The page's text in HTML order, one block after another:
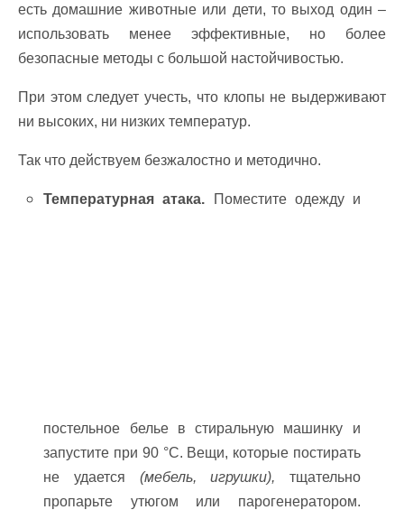
есть домашние животные или дети, то выход один –
использовать менее эффективные, но более
безопасные методы с большой настойчивостью.
При этом следует учесть, что клопы не выдерживают
ни высоких, ни низких температур.
Так что действуем безжалостно и методично.
Температурная атака. Поместите одежду и
постельное белье в стиральную машинку и
запустите при 90 °С. Вещи, которые постирать
не удается (мебель, игрушки), тщательно
пропарьте утюгом или парогенератором.